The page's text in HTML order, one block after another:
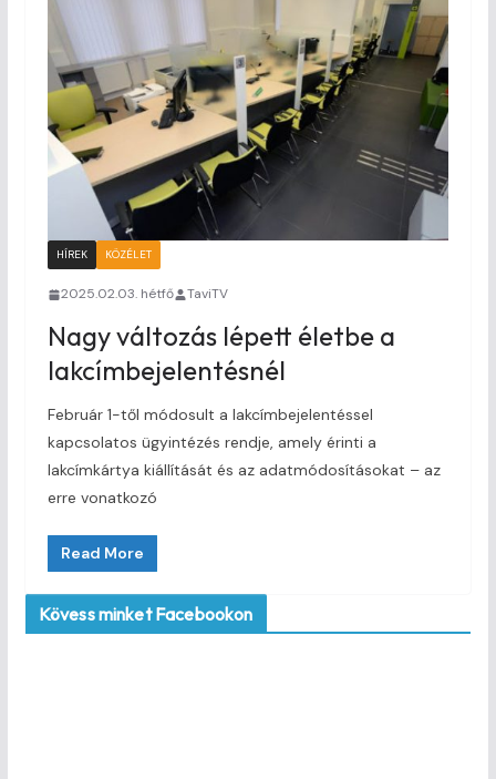
HÍREK KÖZÉLET
2025.02.03. hétfő TaviTV
Nagy változás lépett életbe a
lakcímbejelentésnél
Február 1-től módosult a lakcímbejelentéssel
kapcsolatos ügyintézés rendje, amely érinti a
lakcímkártya kiállítását és az adatmódosításokat – az
erre vonatkozó
Read More
Kövess minket Facebookon